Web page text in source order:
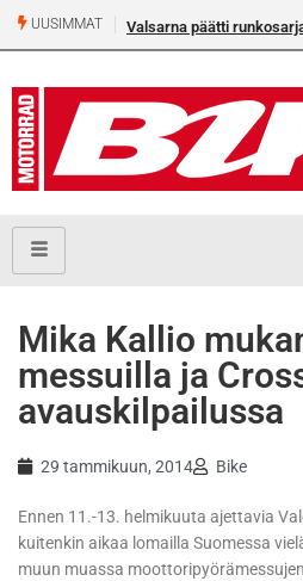
UUSIMMAT Valsarna päätti
Mika Kallio
messuilla ja
avauskilpailussa
29 tammikuun, 2014 Bike
Ennen 11.-13. helmikuuta ajettavia
kuitenkin aikaa lomailla Suomessa
muun muassa